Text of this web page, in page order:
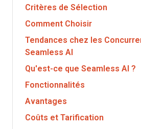
Critères de Sélection
Comment Choisir
Tendances chez les
Seamless AI
Qu'est-ce que Seamless AI ?
Fonctionnalités
Avantages
Coûts et Tarification